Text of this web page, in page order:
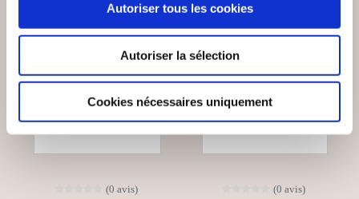
Autoriser tous les cookies
Autoriser la sélection
Cookies nécessaires uniquement
(0 avis) (0 avis)